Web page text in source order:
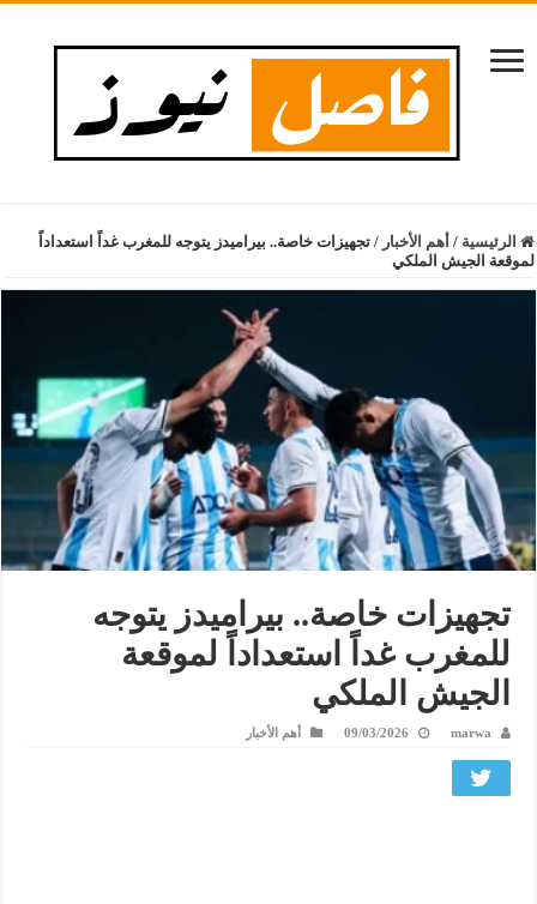
الرئيسية / أهم الأخبار / تجهيزات خاصة.. بيراميدز يتوجه للمغرب غداً استعداداً
لموقعة الجيش الملكي
تجهيزات خاصة.. بيراميدز يتوجه
للمغرب غداً استعداداً لموقعة
الجيش الملكي
marwa
09/03/2026 أهم الأخبار